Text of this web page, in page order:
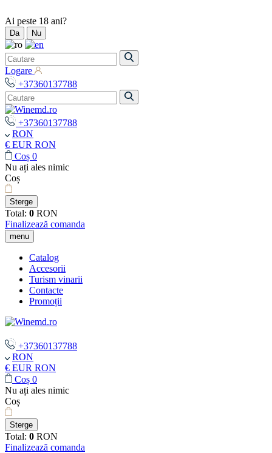
Ai peste 18 ani?
Da Nu
Logare
+37360137788
+37360137788
RON
€ EUR RON
Coș 0
Nu ați ales nimic
Coș
Sterge
Total: 0 RON
Finalizează comanda
menu
Catalog
Accesorii
Turism vinarii
Contacte
Promoții
+37360137788
RON
€ EUR RON
Coș 0
Nu ați ales nimic
Coș
Sterge
Total: 0 RON
Finalizează comanda